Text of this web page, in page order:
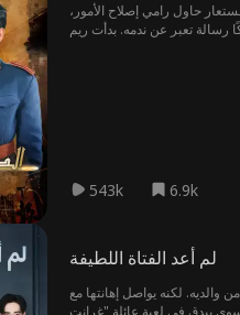
ريم المهدي، دبلوماسية بارعة، تركت مسيرتها لأجل الحب، لكنها واجهت إهمالاً من زوجها رامي نصر وابنهما، مما دفعها للطلاق والعودة للساحة المهنية تحت اسم مستعار حاول رامي إصلاح الأمور،
كُشف ماضيها وسُجنت. مع إدراكه لفقدان ريم، مات رامي في ساحة المعركة تاركًا رسالة تعبر عن ندمه. بدأت ريم
543k 6.9k
لم أعد الفتاة اللطيفة
لكنه يواصل إهانتها مع